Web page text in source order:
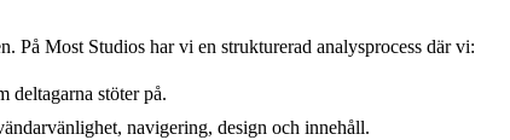
På Most Studios har vi en strukturerad analysprocess där vi:
deltagarna stöter på.
navigering, design och innehåll.